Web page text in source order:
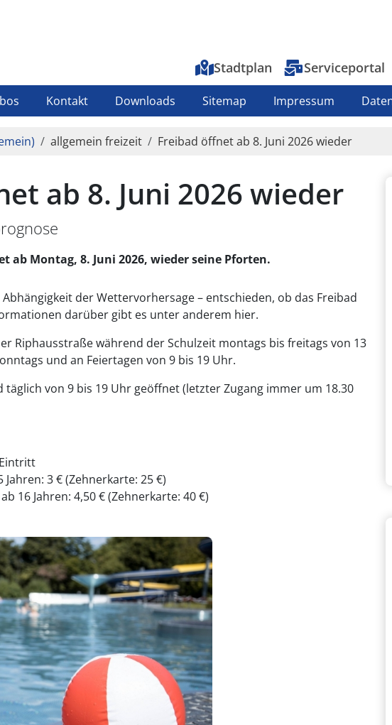
Top-Menu
Stadtplan Serviceportal
Kontakt Downloads Sitemap Impressum
allgemein freizeit Freibad öffnet ab 8. Juni 2026 wieder
ab 8. Juni 2026 wieder
ab Montag, 8. Juni 2026, wieder seine Pforten.
der Wettervorhersage – entschieden, ob das Freibad
darüber gibt es unter anderem hier.
Riphausstraße während der Schulzeit montags bis freitags von 13
und an Feiertagen von 9 bis 19 Uhr.
täglich von 9 bis 19 Uhr geöffnet (letzter Zugang immer um 18.30
3 € (Zehnerkarte: 25 €)
16 Jahren: 4,50 € (Zehnerkarte: 40 €)